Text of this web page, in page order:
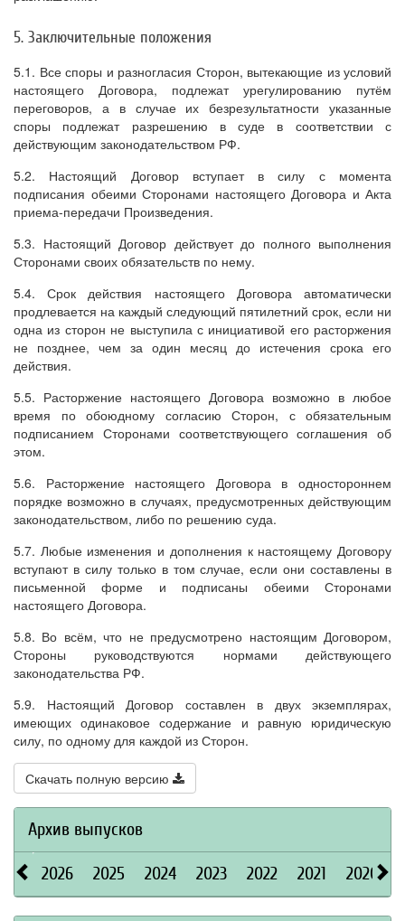
5. Заключительные положения
5.1. Все споры и разногласия Сторон, вытекающие из условий
настоящего Договора, подлежат урегулированию путём
переговоров, а в случае их безрезультатности указанные
споры подлежат разрешению в суде в соответствии с
действующим законодательством РФ.
5.2. Настоящий Договор вступает в силу с момента
подписания обеими Сторонами настоящего Договора и Акта
приема-передачи Произведения.
5.3. Настоящий Договор действует до полного выполнения
Сторонами своих обязательств по нему.
5.4. Срок действия настоящего Договора автоматически
продлевается на каждый следующий пятилетний срок, если ни
одна из сторон не выступила с инициативой его расторжения
не позднее, чем за один месяц до истечения срока его
действия.
5.5. Расторжение настоящего Договора возможно в любое
время по обоюдному согласию Сторон, с обязательным
подписанием Сторонами соответствующего соглашения об
этом.
5.6. Расторжение настоящего Договора в одностороннем
порядке возможно в случаях, предусмотренных действующим
законодательством, либо по решению суда.
5.7. Любые изменения и дополнения к настоящему Договору
вступают в силу только в том случае, если они составлены в
письменной форме и подписаны обеими Сторонами
настоящего Договора.
5.8. Во всём, что не предусмотрено настоящим Договором,
Стороны руководствуются нормами действующего
законодательства РФ.
5.9. Настоящий Договор составлен в двух экземплярах,
имеющих одинаковое содержание и равную юридическую
силу, по одному для каждой из Сторон.
Скачать полную версию
Архив выпусков
2026 2025 2024 2023 2022 2021 2020